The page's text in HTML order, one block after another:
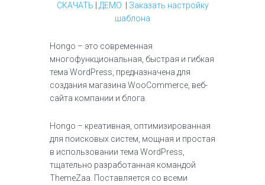
СКАЧАТЬ ДЕМО
Заказать настройку
шаблона
Hongo – это современная
многофункциональная, быстрая и гибкая
тема WordPress, предназначена для
создания магазина WooCommerce, веб-
сайта компании и блога.
Hongo – креативная, оптимизированная
для поисковых систем, мощная и простая
в использовании тема WordPress,
тщательно разработанная командой
ThemeZaa. Поставляется со всеми